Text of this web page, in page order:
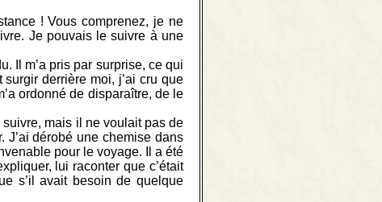
! Vous comprenez, je ne
Je pouvais le suivre à une
Il m’a pris par surprise, ce qui
derrière moi, j’ai cru que
ordonné de disparaître, de le
mais il ne voulait pas de
J’ai dérobé une chemise dans
pour le voyage. Il a été
lui raconter que c’était
s’il avait besoin de quelque